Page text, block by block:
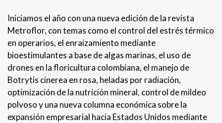
Iniciamos el año con una nueva edición de la revista
Metroflor, con temas como el control del estrés térmico
en operarios, el enraizamiento mediante
bioestimulantes a base de algas marinas, el uso de
drones en la floricultura colombiana, el manejo de
Botrytis cinerea en rosa, heladas por radiación,
optimización de la nutrición mineral, control de mildeo
polvoso y una nueva columna económica sobre la
expansión empresarial hacia Estados Unidos mediante